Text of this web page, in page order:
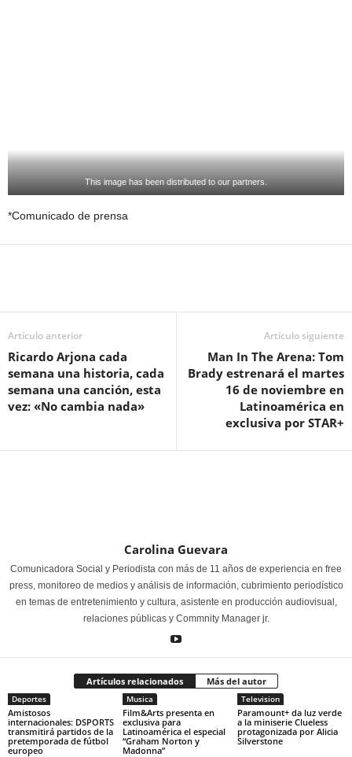
This image has been distributed to our partners.
*Comunicado de prensa
Artículo anterior
Ricardo Arjona cada
semana una historia, cada
semana una canción, esta
vez: «No cambia nada»
Artículo siguiente
Man In The Arena: Tom
Brady estrenará el martes
16 de noviembre en
Latinoamérica en
exclusiva por STAR+
Carolina Guevara
Comunicadora Social y Periodista con más de 11 años de experiencia en free
press, monitoreo de medios y análisis de información, cubrimiento periodístico
en temas de entretenimiento y cultura, asistente en producción audiovisual,
relaciones públicas y Commnity Manager jr.
Artículos relacionados Más del autor
Deportes
Amistosos
internacionales: DSPORTS
transmitirá partidos de la
pretemporada de fútbol
europeo
Musica
Film&Arts presenta en
exclusiva para
Latinoamérica el especial
“Graham Norton y
Madonna”
Television
Paramount+ da luz verde
a la miniserie Clueless
protagonizada por Alicia
Silverstone